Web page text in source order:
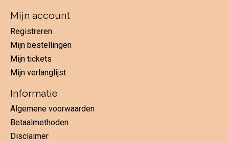
Mijn account
Registreren
Mijn bestellingen
Mijn tickets
Mijn verlanglijst
Informatie
Algemene voorwaarden
Betaalmethoden
Disclaimer